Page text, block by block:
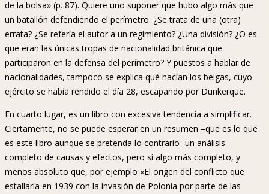
de la bolsa» (p. 87). Quiere uno suponer que hubo algo más que
un batallón defendiendo el perímetro. ¿Se trata de una (otra)
errata? ¿Se refería el autor a un regimiento? ¿Una división? ¿O es
que eran las únicas tropas de nacionalidad británica que
participaron en la defensa del perímetro? Y puestos a hablar de
nacionalidades, tampoco se explica qué hacían los belgas, cuyo
ejército se había rendido el día 28, escapando por Dunkerque.
En cuarto lugar, es un libro con excesiva tendencia a simplificar.
Ciertamente, no se puede esperar en un resumen –que es lo que
es este libro aunque se pretenda lo contrario- un análisis
completo de causas y efectos, pero sí algo más completo, y
menos absoluto que, por ejemplo «El origen del conflicto que
estallaría en 1939 con la invasión de Polonia por parte de las